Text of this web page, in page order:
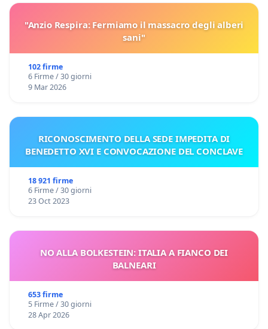
"Anzio Respira: Fermiamo il massacro degli alberi
sani"
102 firme
6 Firme / 30 giorni
9 Mar 2026
RICONOSCIMENTO DELLA SEDE IMPEDITA DI
BENEDETTO XVI E CONVOCAZIONE DEL CONCLAVE
18 921 firme
6 Firme / 30 giorni
23 Oct 2023
NO ALLA BOLKESTEIN: ITALIA A FIANCO DEI
BALNEARI
653 firme
5 Firme / 30 giorni
28 Apr 2026